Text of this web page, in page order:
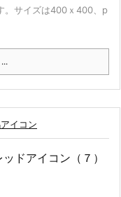
。サイズは400ｘ400、p
イコン
ドアイコン（７）